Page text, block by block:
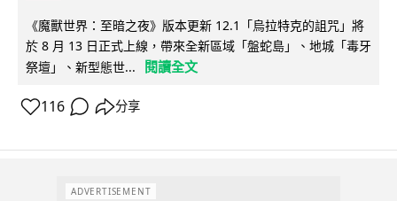
《魔獸世界：至暗之夜》版本更新 12.1「烏拉特克的詛咒」將
於 8 月 13 日正式上線，帶來全新區域「盤蛇島」、地城「毒牙
祭壇」、新型態世...
閱讀全文
116 分享
ADVERTISEMENT